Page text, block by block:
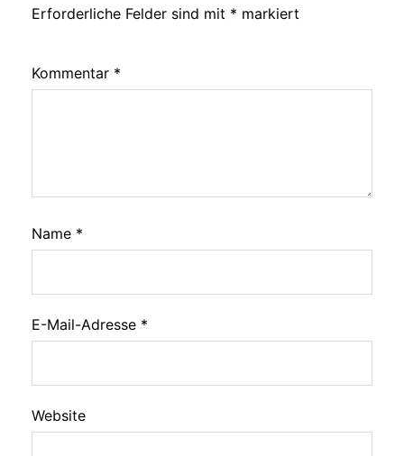
Erforderliche Felder sind mit * markiert
Kommentar *
Name *
E-Mail-Adresse *
Website